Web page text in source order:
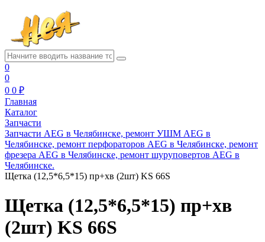
0
0
0 0 ₽
Главная
Каталог
Запчасти
Запчасти AEG в Челябинске, ремонт УШМ AEG в
Челябинске, ремонт перфораторов AEG в Челябинске, ремонт
фрезера AEG в Челябинске, ремонт шуруповертов AEG в
Челябинске.
Щетка (12,5*6,5*15) пр+хв (2шт) KS 66S
Щетка (12,5*6,5*15) пр+хв
(2шт) KS 66S